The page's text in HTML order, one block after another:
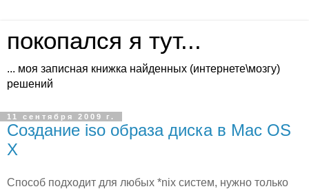
покопался я тут...
... моя записная книжка найденных (интернете\мозгу)
решений
11 сентября 2009 г.
Создание iso образа диска в Mac OS
X
Способ подходит для любых *nix систем, нужно только